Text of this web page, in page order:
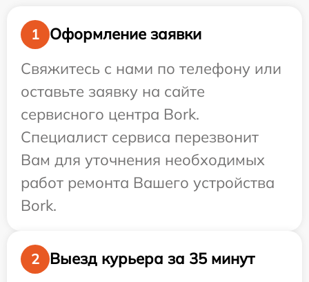
1
Оформление заявки
Свяжитесь с нами по телефону или
оставьте заявку на сайте
сервисного центра Bork.
Специалист сервиса перезвонит
Вам для уточнения необходимых
работ ремонта Вашего устройства
Bork.
2
Выезд курьера за 35 минут